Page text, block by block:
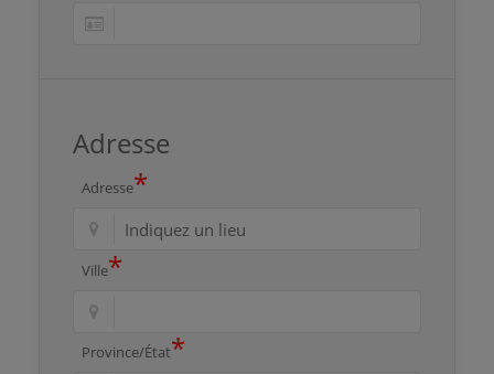
Adresse
Adresse*
Ville*
Province/État*